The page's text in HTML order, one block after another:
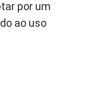
por um
ao uso